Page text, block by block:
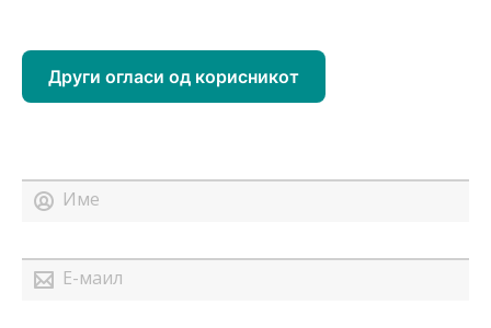
Други огласи од корисникот